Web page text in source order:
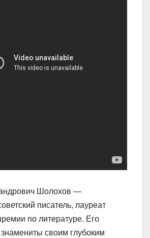
Шолохов —
писатель, лауреат
по литературе. Его
своим глубоким